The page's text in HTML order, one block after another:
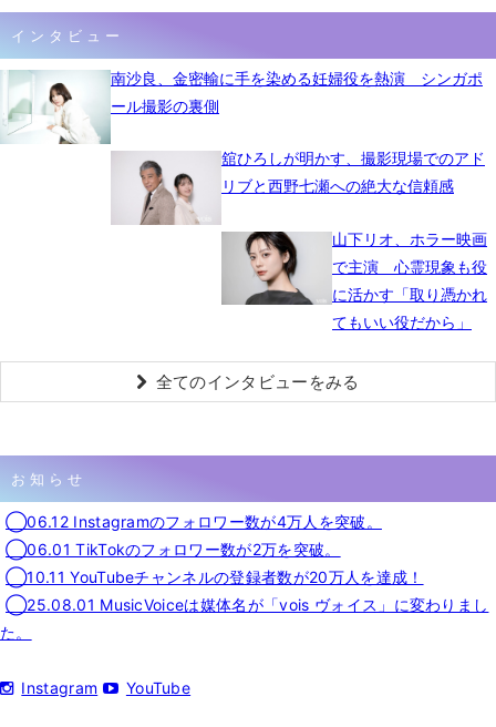
インタビュー
南沙良、金密輸に手を染める妊婦役を熱演 シンガポ
ール撮影の裏側
舘ひろしが明かす、撮影現場でのアド
リブと西野七瀬への絶大な信頼感
山下リオ、ホラー映画
で主演 心霊現象も役
に活かす「取り憑かれ
てもいい役だから」
全てのインタビューをみる
お知らせ
◯06.12 Instagramのフォロワー数が4万人を突破。
◯06.01 TikTokのフォロワー数が2万を突破。
◯10.11 YouTubeチャンネルの登録者数が20万人を達成！
◯25.08.01 MusicVoiceは媒体名が「vois ヴォイス」に変わりまし
た。
Instagram YouTube